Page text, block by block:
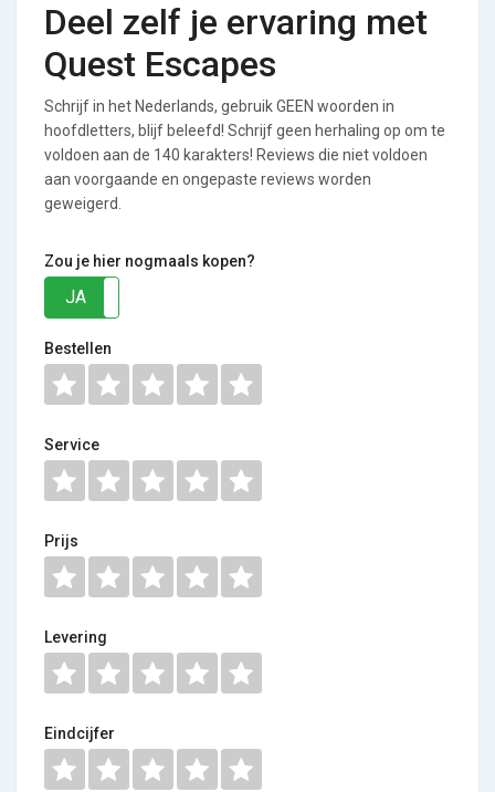
Deel zelf je ervaring met
Quest Escapes
Schrijf in het Nederlands, gebruik GEEN woorden in
hoofdletters, blijf beleefd! Schrijf geen herhaling op om te
voldoen aan de 140 karakters! Reviews die niet voldoen
aan voorgaande en ongepaste reviews worden
geweigerd.
Zou je hier nogmaals kopen?
JA
Bestellen
Service
Prijs
Levering
Eindcijfer